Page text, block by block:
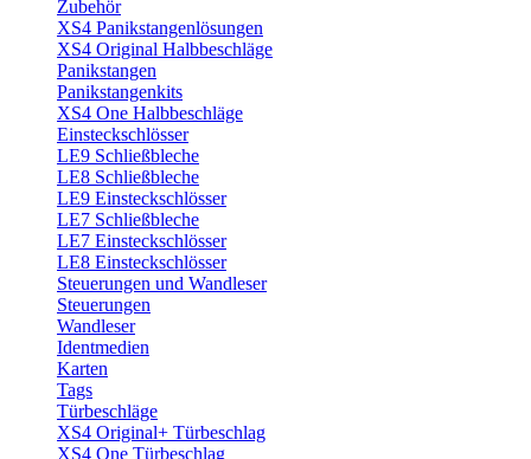
Zubehör
XS4 Panikstangenlösungen
XS4 Original Halbbeschläge
Panikstangen
Panikstangenkits
XS4 One Halbbeschläge
Einsteckschlösser
LE9 Schließbleche
LE8 Schließbleche
LE9 Einsteckschlösser
LE7 Schließbleche
LE7 Einsteckschlösser
LE8 Einsteckschlösser
Steuerungen und Wandleser
Steuerungen
Wandleser
Identmedien
Karten
Tags
Türbeschläge
XS4 Original+ Türbeschlag
XS4 One Türbeschlag